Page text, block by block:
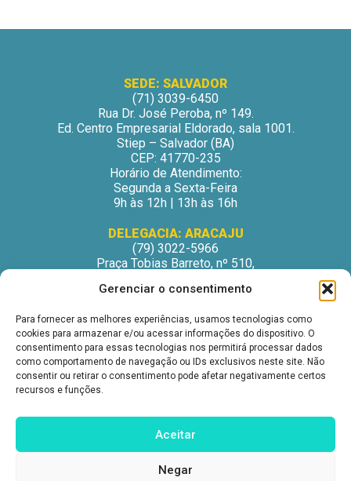
Gerenciar o consentimento
Para fornecer as melhores experiências, usamos tecnologias como
cookies para armazenar e/ou acessar informações do dispositivo. O
consentimento para essas tecnologias nos permitirá processar dados
como comportamento de navegação ou IDs exclusivos neste site. Não
consentir ou retirar o consentimento pode afetar negativamente certos
recursos e funções.
Aceitar
Negar
SEDE: SALVADOR
(71) 3039-6450
Rua Dr. José Peroba, nº 149.
Ed. Centro Empresarial Eldorado, sala 1001.
Stiep – Salvador (BA)
CEP: 41770-235
Horário de Atendimento:
Segunda a Sexta-Feira
9h às 12h | 13h às 16h
DELEGACIA: ARACAJU
(79) 3022-5966
Praça Tobias Barreto, nº 510,
São José – Aracaju/SE
Horário de Atendimento:
Segunda a Sexta-Feira
9h às 12h | 13h às 16h
DELEGACIA: ITABUNA
Avenida Princesa Isabel, nº 395.
Ed. Itabuna Trade Center, sala 914.
São Caetano – Itabuna (BA)
Horário de Atendimento: